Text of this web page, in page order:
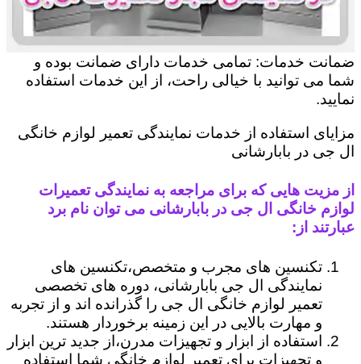
ضمانت خدمات: تمامی خدمات دارای ضمانت بوده و
شما می توانید با خیالی راحت، از این خدمات استفاده
نمایید.
مزایای استفاده از خدمات نمایندگی تعمیر لوازم خانگی
ال جی در بابارشانی
از مزیت هایی که برای مراجعه به نمایندگی تعمیرات
لوازم خانگی ال جی در بابارشانی می توان نام برد
عبارتند از:
تکنسین های مجرب و متخصص،تکنسین های
نمایندگی ال جی بابارشانی، دوره های تخصصی
تعمیر لوازم خانگی ال جی را گذرانده اند و از تجربه
و مهارت بالایی در این زمینه برخوردار هستند.
استفاده از ابزار و تجهیزات مدرن،از جدید ترین ابزار
و تجهیزات برای تعمیر لوازم خانگی شما استفاده